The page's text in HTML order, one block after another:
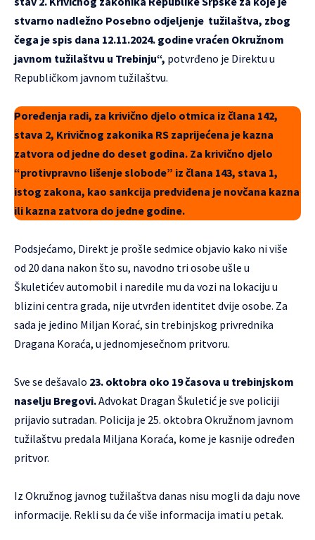
stvarno nadležno Posebno odjeljenje tužilaštva, zbog
čega je spis dana 12.11.2024. godine vraćen Okružnom
javnom tužilaštvu u Trebinju“, potvrđeno je Direktu u
Republičkom javnom tužilaštvu.
Poređenja radi, za krivično djelo otmica iz člana 142,
stava 2, Krivičnog zakonika RS zaprijećena je kazna
zatvora od jedne do deset godina. Za krivično djelo
“protivpravno lišenje slobode” iz člana 143, stava 1,
istog zakona, kao sankcija predviđena je novčana kazna
ili kazna zatvora do jedne godine.
Podsjećamo, Direkt je prošle sedmice objavio kako ni više
od 20 dana nakon što su, navodno tri osobe ušle u
Škuletićev automobil i naredile mu da vozi na lokaciju u
blizini centra grada, nije utvrđen identitet dvije osobe. Za
sada je jedino Miljan Korać, sin trebinjskog privrednika
Dragana Koraća, u jednomjesečnom pritvoru.
Sve se dešavalo 23. oktobra oko 19 časova u trebinjskom
naselju Bregovi.Advokat Dragan Škuletić je sve policiji
prijavio sutradan. Policija je 25. oktobra Okružnom javnom
tužilaštvu predala Miljana Koraća, kome je kasnije određen
pritvor.
Iz Okružnog javnog tužilaštva danas nisu mogli da daju nove
informacije. Rekli su da će više informacija imati u petak.